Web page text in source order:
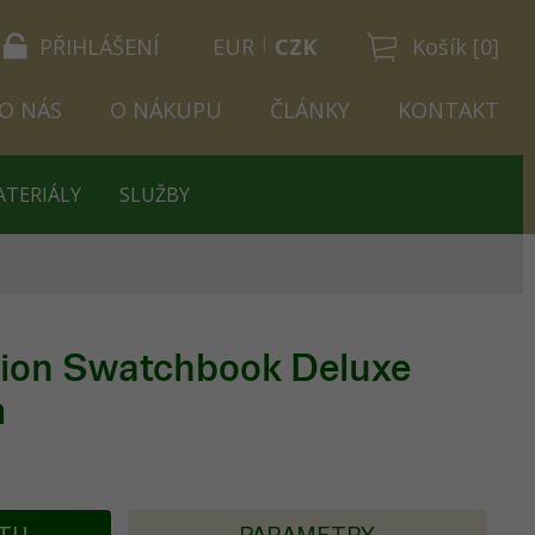
PŘIHLÁŠENÍ Košík [0]
EUR CZK
O NÁS O NÁKUPU ČLÁNKY KONTAKT
SLUŽBY
Swatchbook Deluxe